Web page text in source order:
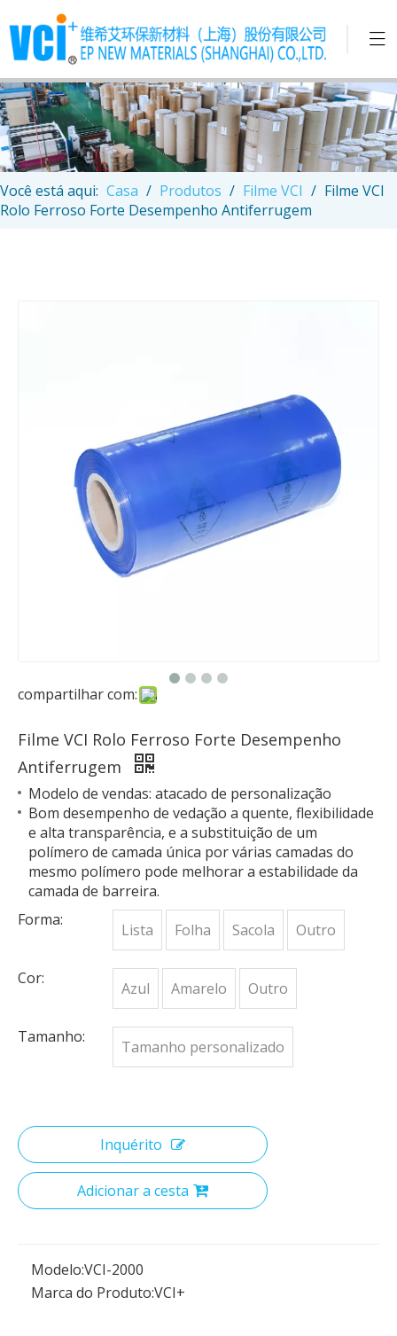
Você está aqui: Casa / Produtos / Filme VCI / Filme VCI
Rolo Ferroso Forte Desempenho Antiferrugem
compartilhar com:
Filme VCI Rolo Ferroso Forte Desempenho
Antiferrugem
Modelo de vendas: atacado de personalização
Bom desempenho de vedação a quente, flexibilidade
e alta transparência, e a substituição de um
polímero de camada única por várias camadas do
mesmo polímero pode melhorar a estabilidade da
camada de barreira.
Forma:
Lista Folha Sacola Outro
Cor:
Azul Amarelo Outro
Tamanho:
Tamanho personalizado
Inquérito
Adicionar a cesta
Modelo:VCI-2000
Marca do Produto:VCI+